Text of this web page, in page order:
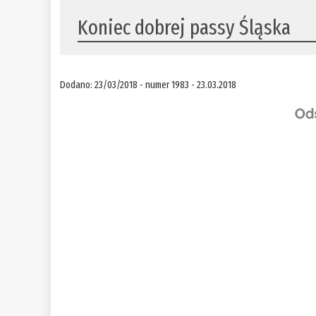
​Koniec dobrej passy Śląska
Dodano: 23/03/2018 - numer 1983 - 23.03.2018